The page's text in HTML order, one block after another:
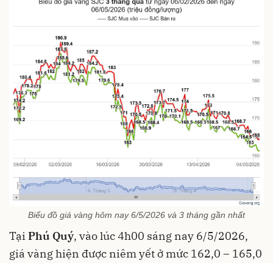
Biểu đồ giá vàng hôm nay 6/5/2026 và 3 tháng gần nhất
Tại Phú Quý, vào lúc 4h00 sáng nay 6/5/2026,
giá vàng hiện được niêm yết ở mức 162,0 – 165,0